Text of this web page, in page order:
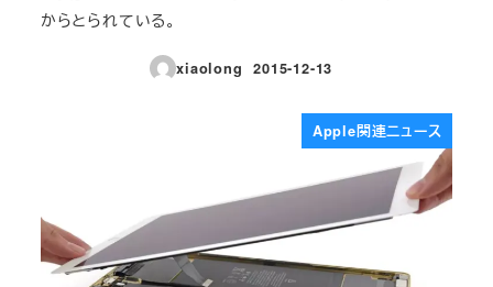
からとられている。
xiaolong
投稿日
2015-12-13
Apple関連ニュース